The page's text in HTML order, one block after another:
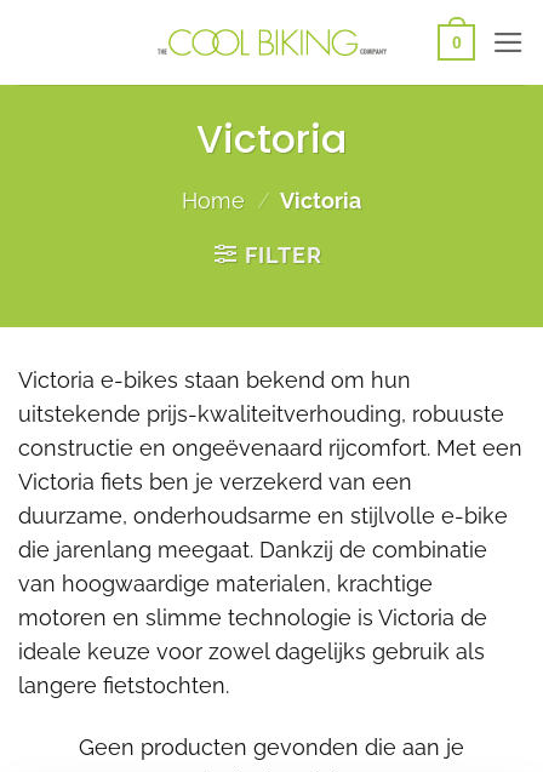
inhoud
0
Victoria
Home / Victoria
FILTER
Victoria e-bikes staan bekend om hun
uitstekende prijs-kwaliteitverhouding, robuuste
constructie en ongeëvenaard rijcomfort. Met een
Victoria fiets ben je verzekerd van een
duurzame, onderhoudsarme en stijlvolle e-bike
die jarenlang meegaat. Dankzij de combinatie
van hoogwaardige materialen, krachtige
motoren en slimme technologie is Victoria de
ideale keuze voor zowel dagelijks gebruik als
langere fietstochten.
Geen producten gevonden die aan je